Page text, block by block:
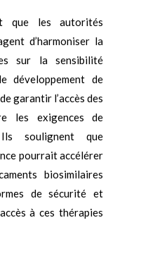
que les autorités
d’harmoniser la
sur la sensibilité
développement de
garantir l’accès des
les exigences de
soulignent que
pourrait accélérer
biosimilaires
de sécurité et
à ces thérapies